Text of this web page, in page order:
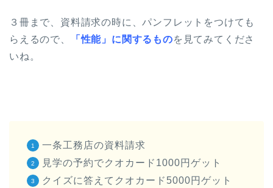
３冊まで、資料請求の時に、パンフレットをつけても
らえるので、
「性能」に関するものを見てみてくださ
いね。
一条工務店の資料請求
見学の予約でクオカード1000円ゲット
クイズに答えてクオカード5000円ゲット